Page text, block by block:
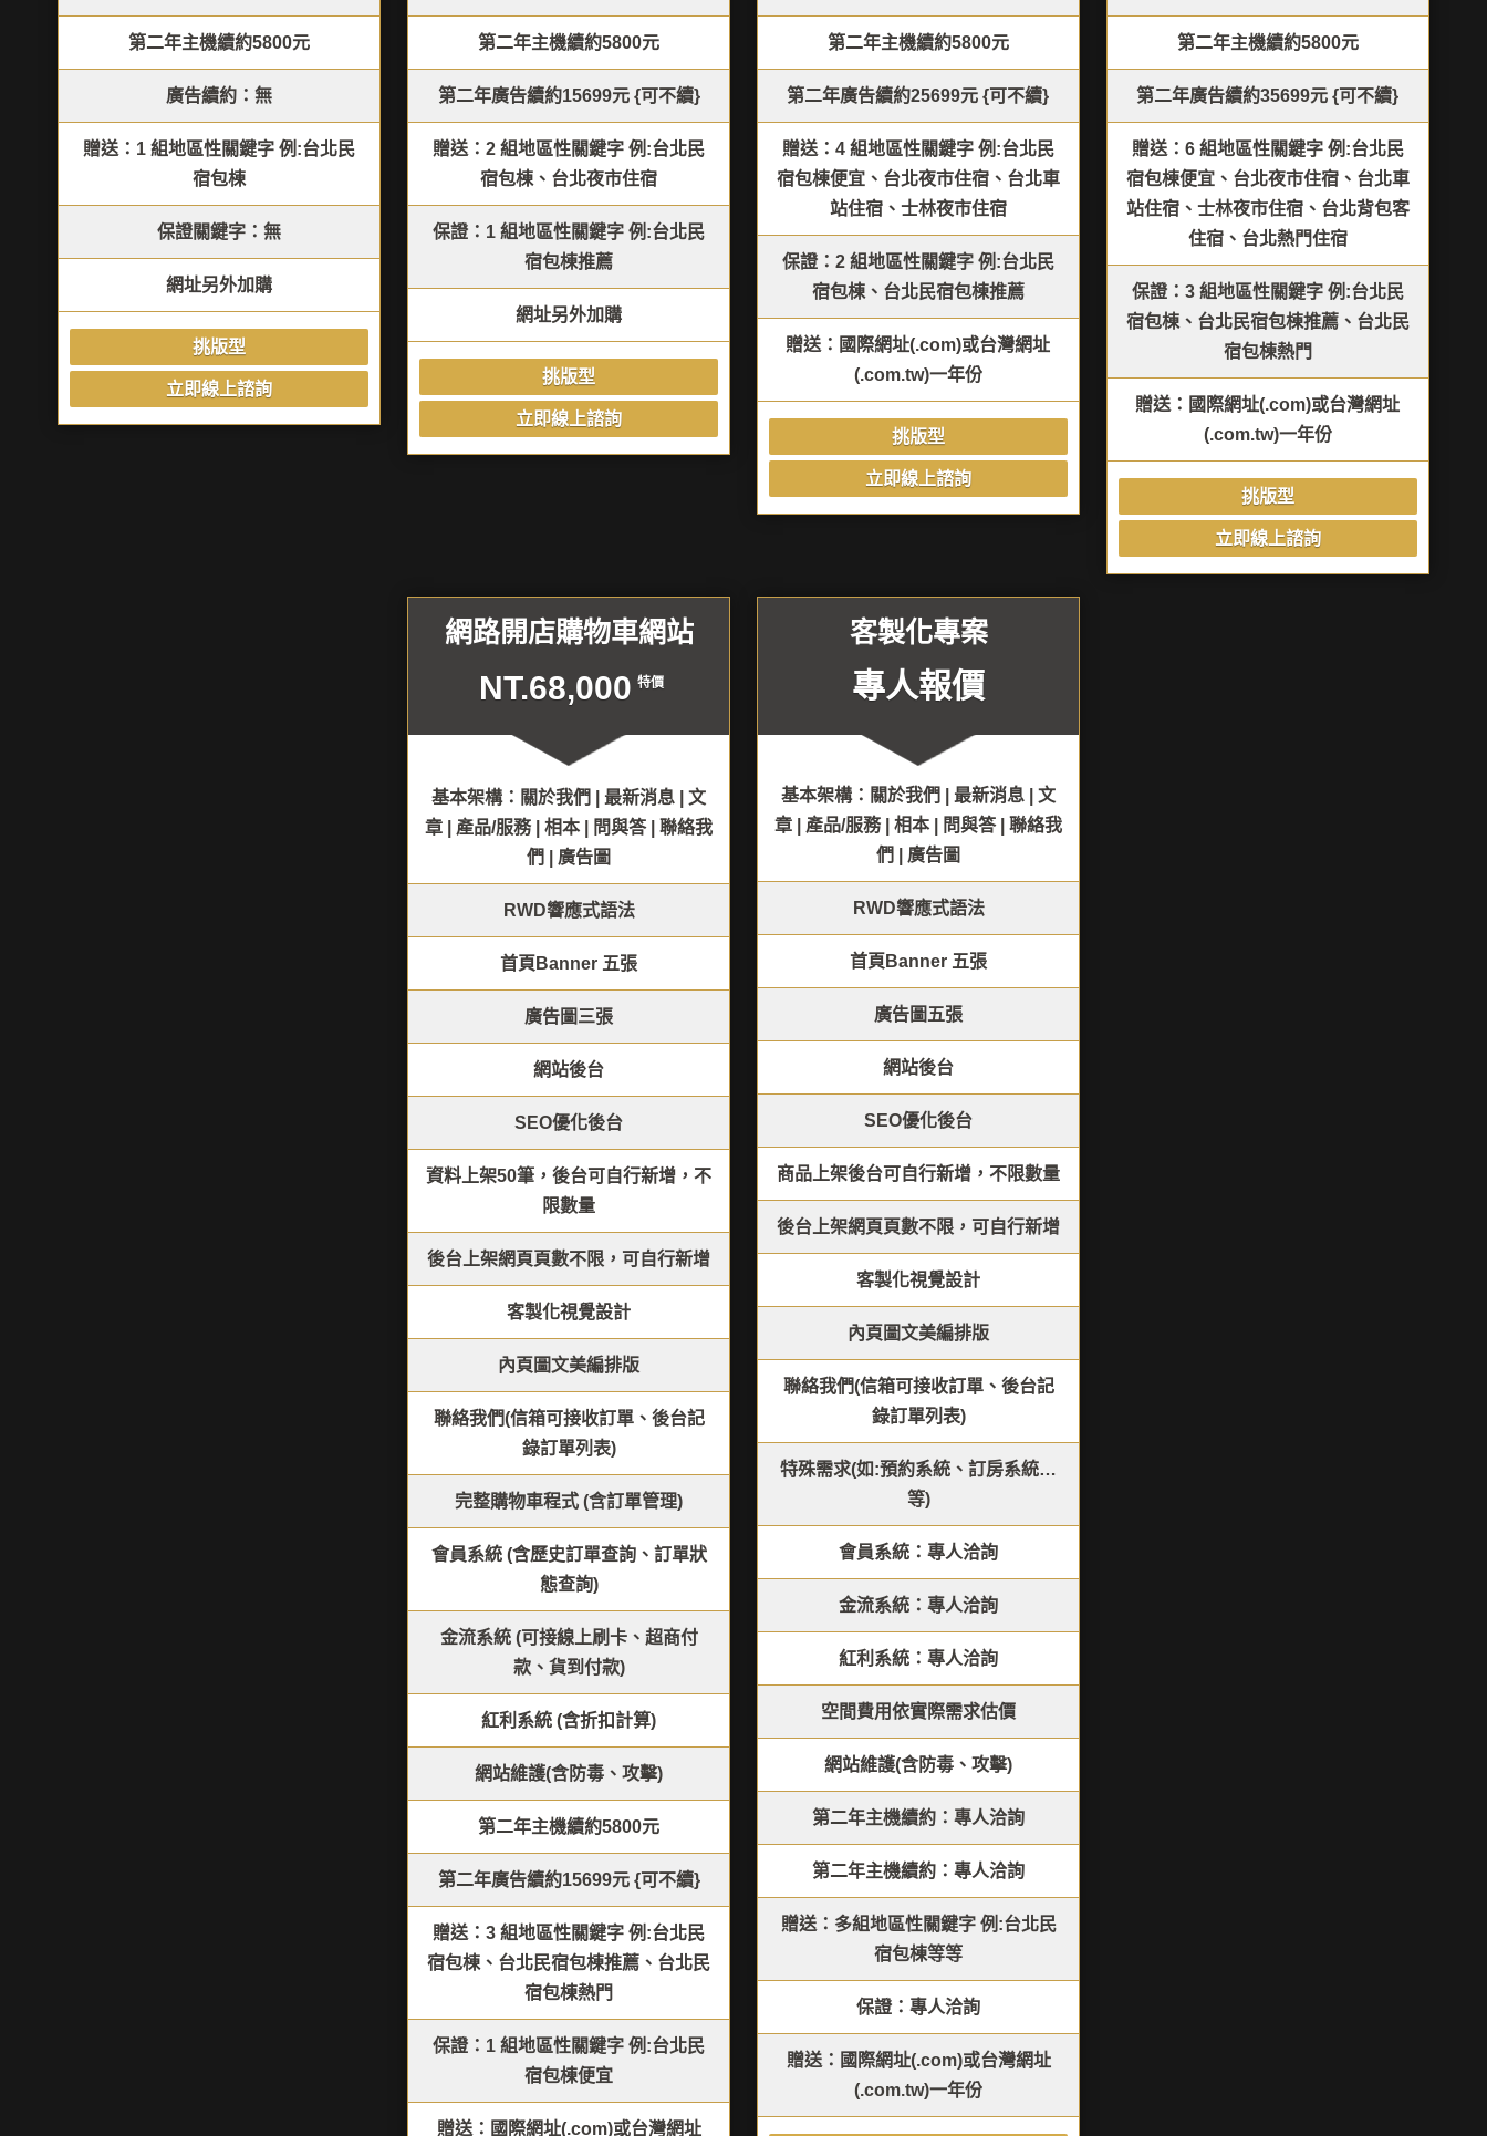
第二年主機續約5800元
廣告續約：無
贈送：1 組地區性關鍵字 例:台北民
宿包棟
保證關鍵字：無
網址另外加購
挑版型
立即線上諮詢
第二年主機續約5800元
第二年廣告續約15699元 {可不續}
贈送：2 組地區性關鍵字 例:台北民
宿包棟、台北夜市住宿
保證：1 組地區性關鍵字 例:台北民
宿包棟推薦
網址另外加購
挑版型
立即線上諮詢
第二年主機續約5800元
第二年廣告續約25699元 {可不續}
贈送：4 組地區性關鍵字 例:台北民
宿包棟便宜、台北夜市住宿、台北車
站住宿、士林夜市住宿
保證：2 組地區性關鍵字 例:台北民
宿包棟、台北民宿包棟推薦
贈送：國際網址(.com)或台灣網址
(.com.tw)一年份
挑版型
立即線上諮詢
第二年主機續約5800元
第二年廣告續約35699元 {可不續}
贈送：6 組地區性關鍵字 例:台北民
宿包棟便宜、台北夜市住宿、台北車
站住宿、士林夜市住宿、台北背包客
住宿、台北熱門住宿
保證：3 組地區性關鍵字 例:台北民
宿包棟、台北民宿包棟推薦、台北民
宿包棟熱門
贈送：國際網址(.com)或台灣網址
(.com.tw)一年份
挑版型
立即線上諮詢
網路開店購物車網站
NT.68,000 特價
基本架構：關於我們 | 最新消息 | 文
章 | 產品/服務 | 相本 | 問與答 | 聯絡我
們 | 廣告圖
RWD響應式語法
首頁Banner 五張
廣告圖三張
網站後台
SEO優化後台
資料上架50筆，後台可自行新增，不
限數量
後台上架網頁頁數不限，可自行新增
客製化視覺設計
內頁圖文美編排版
聯絡我們(信箱可接收訂單、後台記
錄訂單列表)
完整購物車程式 (含訂單管理)
會員系統 (含歷史訂單查詢、訂單狀
態查詢)
金流系統 (可接線上刷卡、超商付
款、貨到付款)
紅利系統 (含折扣計算)
網站維護(含防毒、攻擊)
第二年主機續約5800元
第二年廣告續約15699元 {可不續}
贈送：3 組地區性關鍵字 例:台北民
宿包棟、台北民宿包棟推薦、台北民
宿包棟熱門
保證：1 組地區性關鍵字 例:台北民
宿包棟便宜
贈送：國際網址(.com)或台灣網址
客製化專案
專人報價
基本架構：關於我們 | 最新消息 | 文
章 | 產品/服務 | 相本 | 問與答 | 聯絡我
們 | 廣告圖
RWD響應式語法
首頁Banner 五張
廣告圖五張
網站後台
SEO優化後台
商品上架後台可自行新增，不限數量
後台上架網頁頁數不限，可自行新增
客製化視覺設計
內頁圖文美編排版
聯絡我們(信箱可接收訂單、後台記
錄訂單列表)
特殊需求(如:預約系統、訂房系統…
等)
會員系統：專人洽詢
金流系統：專人洽詢
紅利系統：專人洽詢
空間費用依實際需求估價
網站維護(含防毒、攻擊)
第二年主機續約：專人洽詢
第二年主機續約：專人洽詢
贈送：多組地區性關鍵字 例:台北民
宿包棟等等
保證：專人洽詢
贈送：國際網址(.com)或台灣網址
(.com.tw)一年份